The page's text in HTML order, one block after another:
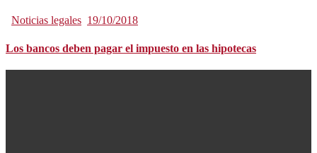
Noticias legales 19/10/2018
Los bancos deben pagar el impuesto en las hipotecas